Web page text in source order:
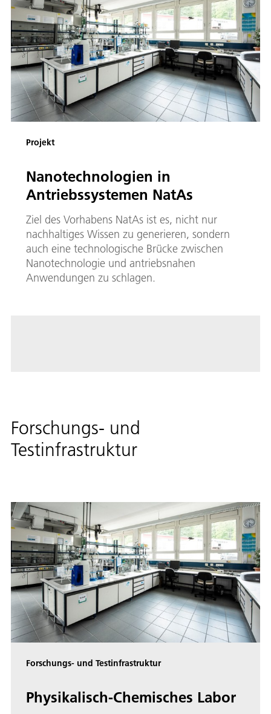
Projekt
Nanotechnologien in
Antriebssystemen NatAs
Ziel des Vorhabens NatAs ist es, nicht nur
nachhaltiges Wissen zu generieren, sondern
auch eine technologische Brücke zwischen
Nanotechnologie und antriebsnahen
Anwendungen zu schlagen.
Forschungs- und
Testinfrastruktur
Forschungs- und Testinfrastruktur
Physikalisch-Chemisches Labor